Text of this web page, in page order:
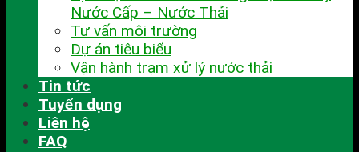
Nước Cấp – Nước Thải
Tư vấn môi trường
Dự án tiêu biểu
Vận hành trạm xử lý nước thải
Tin tức
Tuyển dụng
Liên hệ
FAQ